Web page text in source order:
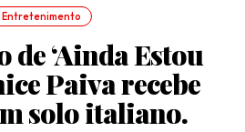
Entretenimento
‘Ainda Estou
Paiva recebe
solo italiano.